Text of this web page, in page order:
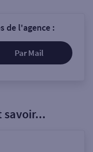
de l'agence :
Par Mail
savoir...